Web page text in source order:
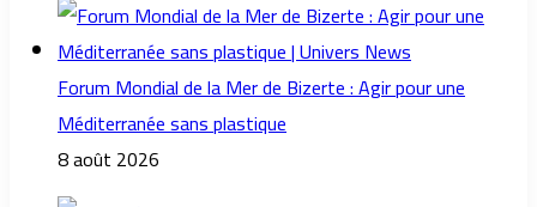
Forum Mondial de la Mer de Bizerte : Agir pour une
Méditerranée sans plastique
8 août 2026